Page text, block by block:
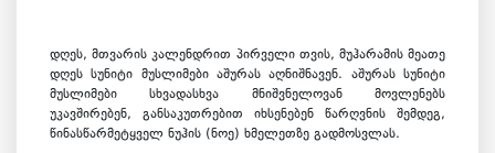
დღეს, მთვარის კალენდრით პირველი თვის, მუჰარამის მეათე
დღეს სუნიტი მუსლიმები აშურას აღნიშნავენ. აშურას სუნიტი
მუსლიმები სხვადასხვა მნიშვნელოვან მოვლენებს
უკავშირებენ, განსაკუთრებით იხსენებენ წარღვნის შემდეგ,
წინასწარმეტყველ ნუჰის (ნოე) ხმელეთზე გადმოსვლას.